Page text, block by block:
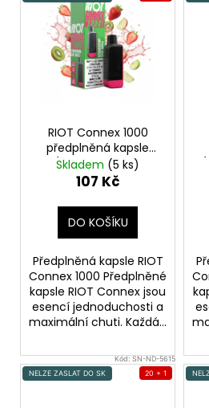
RIOT Connex 1000
předplněná kapsle
(Strawberry Kiwi
Apple) 18mg
Skladem (5 ks)
107 Kč
DO KOŠÍKU
Předplněná kapsle RIOT
Connex 1000 Předplněné
kapsle RIOT Connex jsou
esencí jednoduchosti a
maximální chuti. Každá...
Kód:SN-ND-5615
NELZE ZASLAT DO SK
20 + 1